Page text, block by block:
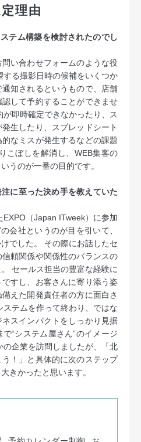
理由
テム構築を検討されたのでし
い合わせフォームのような役
る撮影日時の候補をいくつか
知されるというもので、店舗
して予約することができませ
即時確定できなかったり、ス
生したり、スプレッドシート
なミスが発生するなどの課題
こぼしを解消し、WEB集客の
うのが一番の目的です。
に至った決め手を教えていた
（Japan ITweek）に参加
会社というのが目を引いて、
でした。 その際にお話したセ
頼関係や関係性のバランスの
セールス担当の豊富な経験に
すし、お客さんに寄り添う姿
えた開発責任者の方に面白さ
ステムを作って終わり、ではな
スインパクトをしっかり見据
“システム屋さん”のイメージ
企業を訪問しましたが、「北
！」と具体的に次のステップ
きかったと思います。